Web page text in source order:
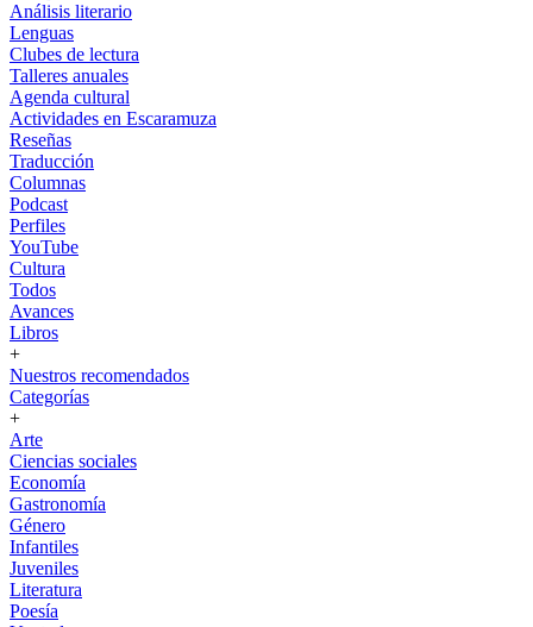
Análisis literario
Lenguas
Clubes de lectura
Talleres anuales
Agenda cultural
Actividades en Escaramuza
Reseñas
Traducción
Columnas
Podcast
Perfiles
YouTube
Cultura
Todos
Avances
Libros
+
Nuestros recomendados
Categorías
+
Arte
Ciencias sociales
Economía
Gastronomía
Género
Infantiles
Juveniles
Literatura
Poesía